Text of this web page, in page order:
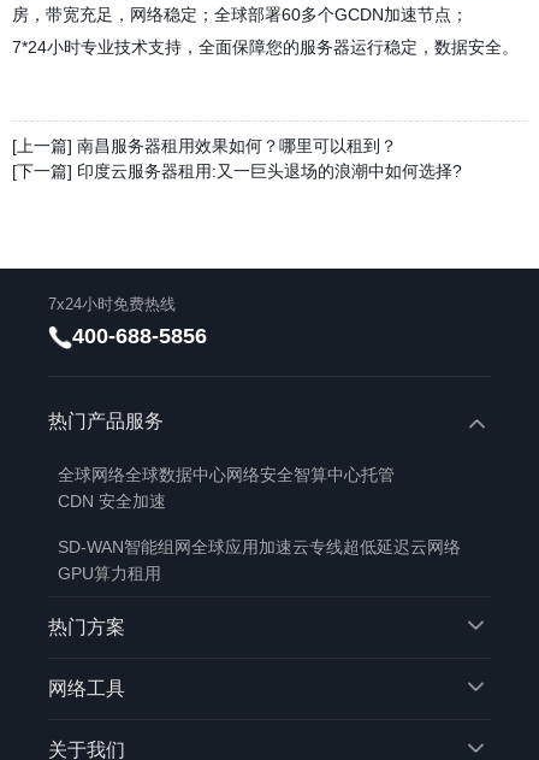
房，带宽充足，网络稳定；全球部署60多个GCDN加速节点；
7*24小时专业技术支持，全面保障您的服务器运行稳定，数据安全。
[上一篇] 南昌服务器租用效果如何？哪里可以租到？
[下一篇] 印度云服务器租用:又一巨头退场的浪潮中如何选择?
7x24小时免费热线
400-688-5856
热门产品服务
全球网络全球数据中心网络安全智算中心托管
CDN 安全加速
SD-WAN智能组网全球应用加速云专线超低延迟云网络
GPU算力租用
热门方案
网络工具
关于我们